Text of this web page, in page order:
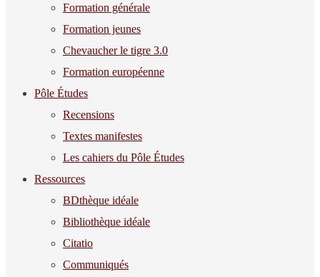
Formation générale
Formation jeunes
Chevaucher le tigre 3.0
Formation européenne
Pôle Études
Recensions
Textes manifestes
Les cahiers du Pôle Études
Ressources
BDthèque idéale
Bibliothèque idéale
Citatio
Communiqués